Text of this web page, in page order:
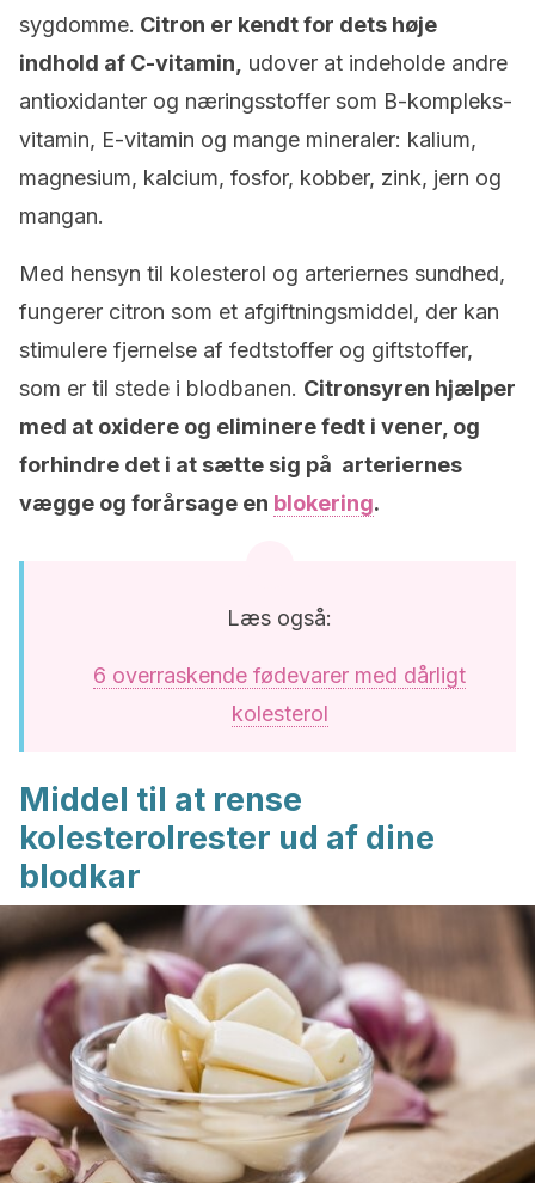
sygdomme. Citron er kendt for dets høje
indhold af C-vitamin,
udover at indeholde andre
antioxidanter og næringsstoffer som B-kompleks-
vitamin, E-vitamin og mange mineraler: kalium,
magnesium, kalcium, fosfor, kobber, zink, jern og
mangan.
Med hensyn til kolesterol og arteriernes sundhed,
fungerer citron som et afgiftningsmiddel, der kan
stimulere fjernelse af fedtstoffer og giftstoffer,
som er til stede i blodbanen. Citronsyren hjælper
med at oxidere og eliminere fedt i vener, og
forhindre det i at sætte sig på arteriernes
vægge og forårsage en blokering.
Læs også:
6 overraskende fødevarer med dårligt
kolesterol
Middel til at rense
kolesterolrester ud af dine
blodkar